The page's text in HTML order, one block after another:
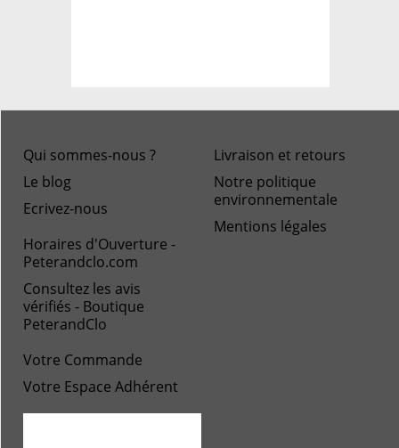
Livraison et retours
Notre politique
environnementale
Mentions légales
Qui sommes-nous ?
Le blog
Ecrivez-nous
Horaires d'Ouverture -
Peterandclo.com
Consultez les avis
vérifiés - Boutique
PeterandClo
Votre Commande
Votre Espace Adhérent